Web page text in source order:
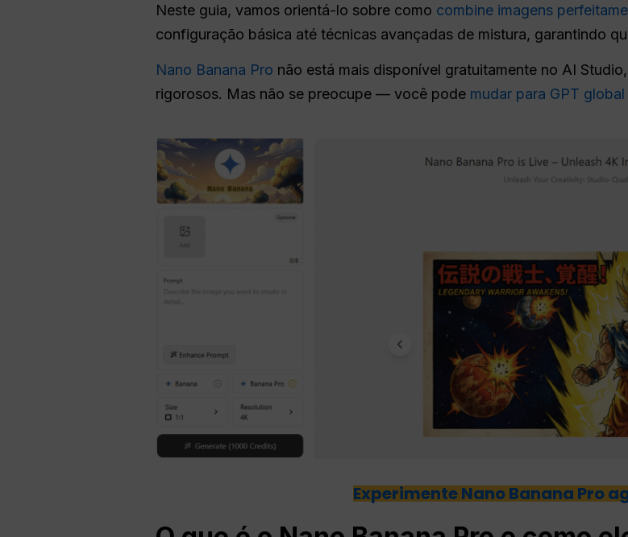
Neste guia, vamos orientá-lo sobre como combine imagens
configuração básica até técnicas avançadas de mistura, garantindo
Nano Banana Pro não está mais disponível gratuitamente no AI
rigorosos. Mas não se preocupe — você pode mudar para GPT global
Experimente Nano Banana Pro